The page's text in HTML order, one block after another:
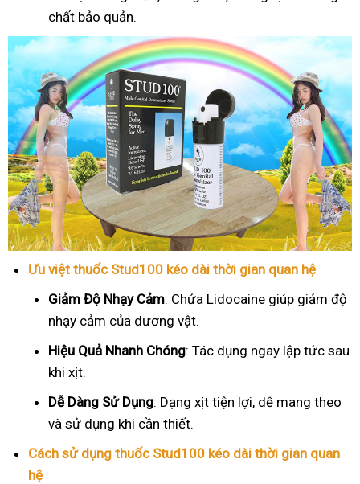
chất bảo quản.
Ưu việt thuốc Stud100 kéo dài thời gian quan hệ
Giảm Độ Nhạy Cảm: Chứa Lidocaine giúp giảm độ
nhạy cảm của dương vật.
Hiệu Quả Nhanh Chóng: Tác dụng ngay lập tức sau
khi xịt.
Dễ Dàng Sử Dụng: Dạng xịt tiện lợi, dễ mang theo
và sử dụng khi cần thiết.
Cách sử dụng thuốc Stud100 kéo dài thời gian quan
hệ